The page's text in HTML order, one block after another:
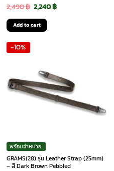
2,490฿ Original
price
was:
2,240฿Current
Add to cart
-10%
พร้อมจำหน่าย
GRAMS(28) รุ่น Leather Strap (25mm)
– สี Dark Brown Pebbled